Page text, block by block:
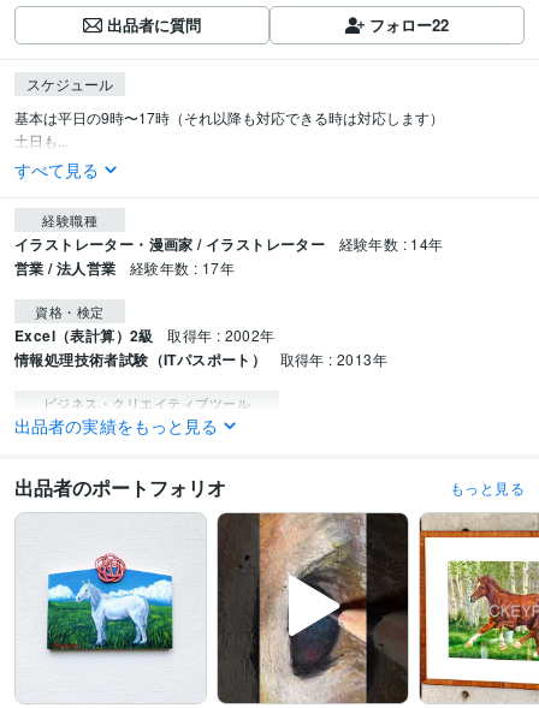
出品者に質問 フォロー22
スケジュール
基本は平日の9時〜17時（それ以降も対応できる時は対応します）
土日も...
すべて見る
経験職種
イラストレーター・漫画家 / イラストレーター 経験年数 : 14年
営業 / 法人営業 経験年数 : 17年
資格・検定
Excel（表計算）2級 取得年 : 2002年
情報処理技術者試験（ITパスポート） 取得年 : 2013年
ビジネス・クリエイティブツール
Excel:22年Google スプレッドシート:5年
Adobe Illustrator:1年
得意分野
似顔絵・ペット・風景画の制作
似顔絵 絵馬 肖像画 ウエディング 記念
イラスト
風景画
縁起
イラスト作成・漫画制作 絵画、イラスト制作
絵画 肖像画 似顔絵 イラスト
出品者の実績をもっと見る
出品者のポートフォリオ もっと見る